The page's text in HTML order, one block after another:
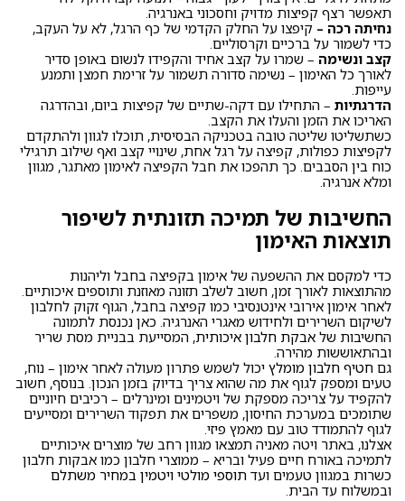
תאפשר רצף קפיצות מדויק וחסכוני באנרגיה.
נחיתה רכה – קיפצו על החלק הקדמי של כף הרגל, לא על העקב,
כדי לשמור על ברכיים וקרסוליים.
קצב ונשימה – שמרו על קצב אחיד והקפידו לנשום באופן סדיר
לאורך כל האימון – נשימה סדורה תשמור על זרימת חמצן ותמנע
עייפות.
הדרגתיות – התחילו עם דקה-שתיים של קפיצות ביום, ובהדרגה
האריכו את הזמן והעלו את הקצב.
כשתשליטו שליטה טובה בטכניקה הבסיסית, תוכלו לגוון ולהתקדם
לקפיצות כפולות, קפיצה על רגל אחת, שינויי קצב ואף שילוב תרגילי
כוח בין הסבבים. כך תהפכו את חבל הקפיצה לאימון מאתגר, מגוון
ומלא אנרגיה.
החשיבות של תמיכה תזונתית לשיפור
תוצאות האימון
כדי למקסם את ההשפעה של אימון בקפיצה בחבל וליהנות
מהתוצאות לאורך זמן, חשוב לשלב תזונה מאוזנת ותוספים איכותיים.
לאחר אימון אירובי אינטנסיבי כמו קפיצה בחבל, הגוף זקוק לחלבון
לשיקום השרירים ולחידוש מאגרי האנרגיה. כאן נכנסת לתמונה
החשיבות של אבקת חלבון איכותית, המסייעת בבניית מסת שריר
ובהתאוששות מהירה.
גם חטיף חלבון מומלץ יכול לשמש פתרון מעולה לאחר אימון – נוח,
טעים ומספק לגוף את מה שהוא צריך בדיוק בזמן הנכון. בנוסף, חשוב
להקפיד על צריכה מספקת של ויטמינים ומינרלים – רכיבים חיוניים
שתומכים במערכת החיסון, משפרים את תפקוד השרירים ומסייעים
לגוף להתמודד טוב עם מאמץ פיזי.
אצלנו, באתר ויטה מאניה תמצאו מגוון רחב של מוצרים איכותיים
לתמיכה באורח חיים פעיל ובריא – ממוצרי חלבון כמו אבקות חלבון
כשרות במגוון טעמים ועד תוספי מולטי ויטמין במחיר משתלם
ובמשלוח עד הבית.